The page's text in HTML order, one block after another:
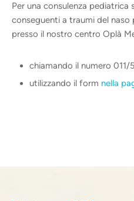
Per una consulenza pediatrica
conseguenti a traumi del
presso il nostro centro Oplà
chiamando il numero 011/
utilizzando il form nella